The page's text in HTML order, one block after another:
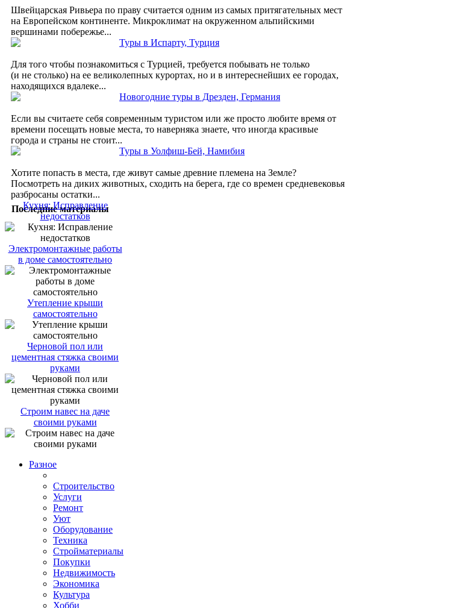
Швейцарская Ривьера по праву считается одним из самых притягательных мест
на Европейском континенте. Микроклимат на окруженном альпийскими
вершинами побережье...
Туры в Испарту, Турция
Для того чтобы познакомиться с Турцией, требуется побывать не только
(и не столько) на ее великолепных курортах, но и в интереснейших ее городах,
находящихся вдалеке...
Новогодние туры в Дрезден, Германия
Если вы считаете себя современным туристом или же просто любите время от
времени посещать новые места, то наверняка знаете, что иногда красивые
города и страны не стоит...
Туры в Уолфиш-Бей, Намибия
Хотите попасть в места, где живут самые древние племена на Земле?
Посмотреть на диких животных, сходить на берега, где со времен средневековья
разбросаны остатки...
Последние материалы
Кухня: Исправление
недостатков
Электромонтажные работы
в доме самостоятельно
Утепление крыши
самостоятельно
Черновой пол или
цементная стяжка своими
руками
Строим навес на даче
своими руками
Разное
Строительство
Услуги
Ремонт
Уют
Оборудование
Техника
Стройматериалы
Покупки
Недвижимость
Экономика
Культура
Хобби